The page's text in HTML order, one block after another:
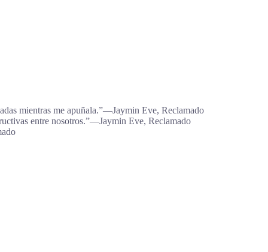
mientras me apuñala.”―Jaymin Eve, Reclamado
entre nosotros.”―Jaymin Eve, Reclamado